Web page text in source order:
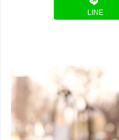
LINE